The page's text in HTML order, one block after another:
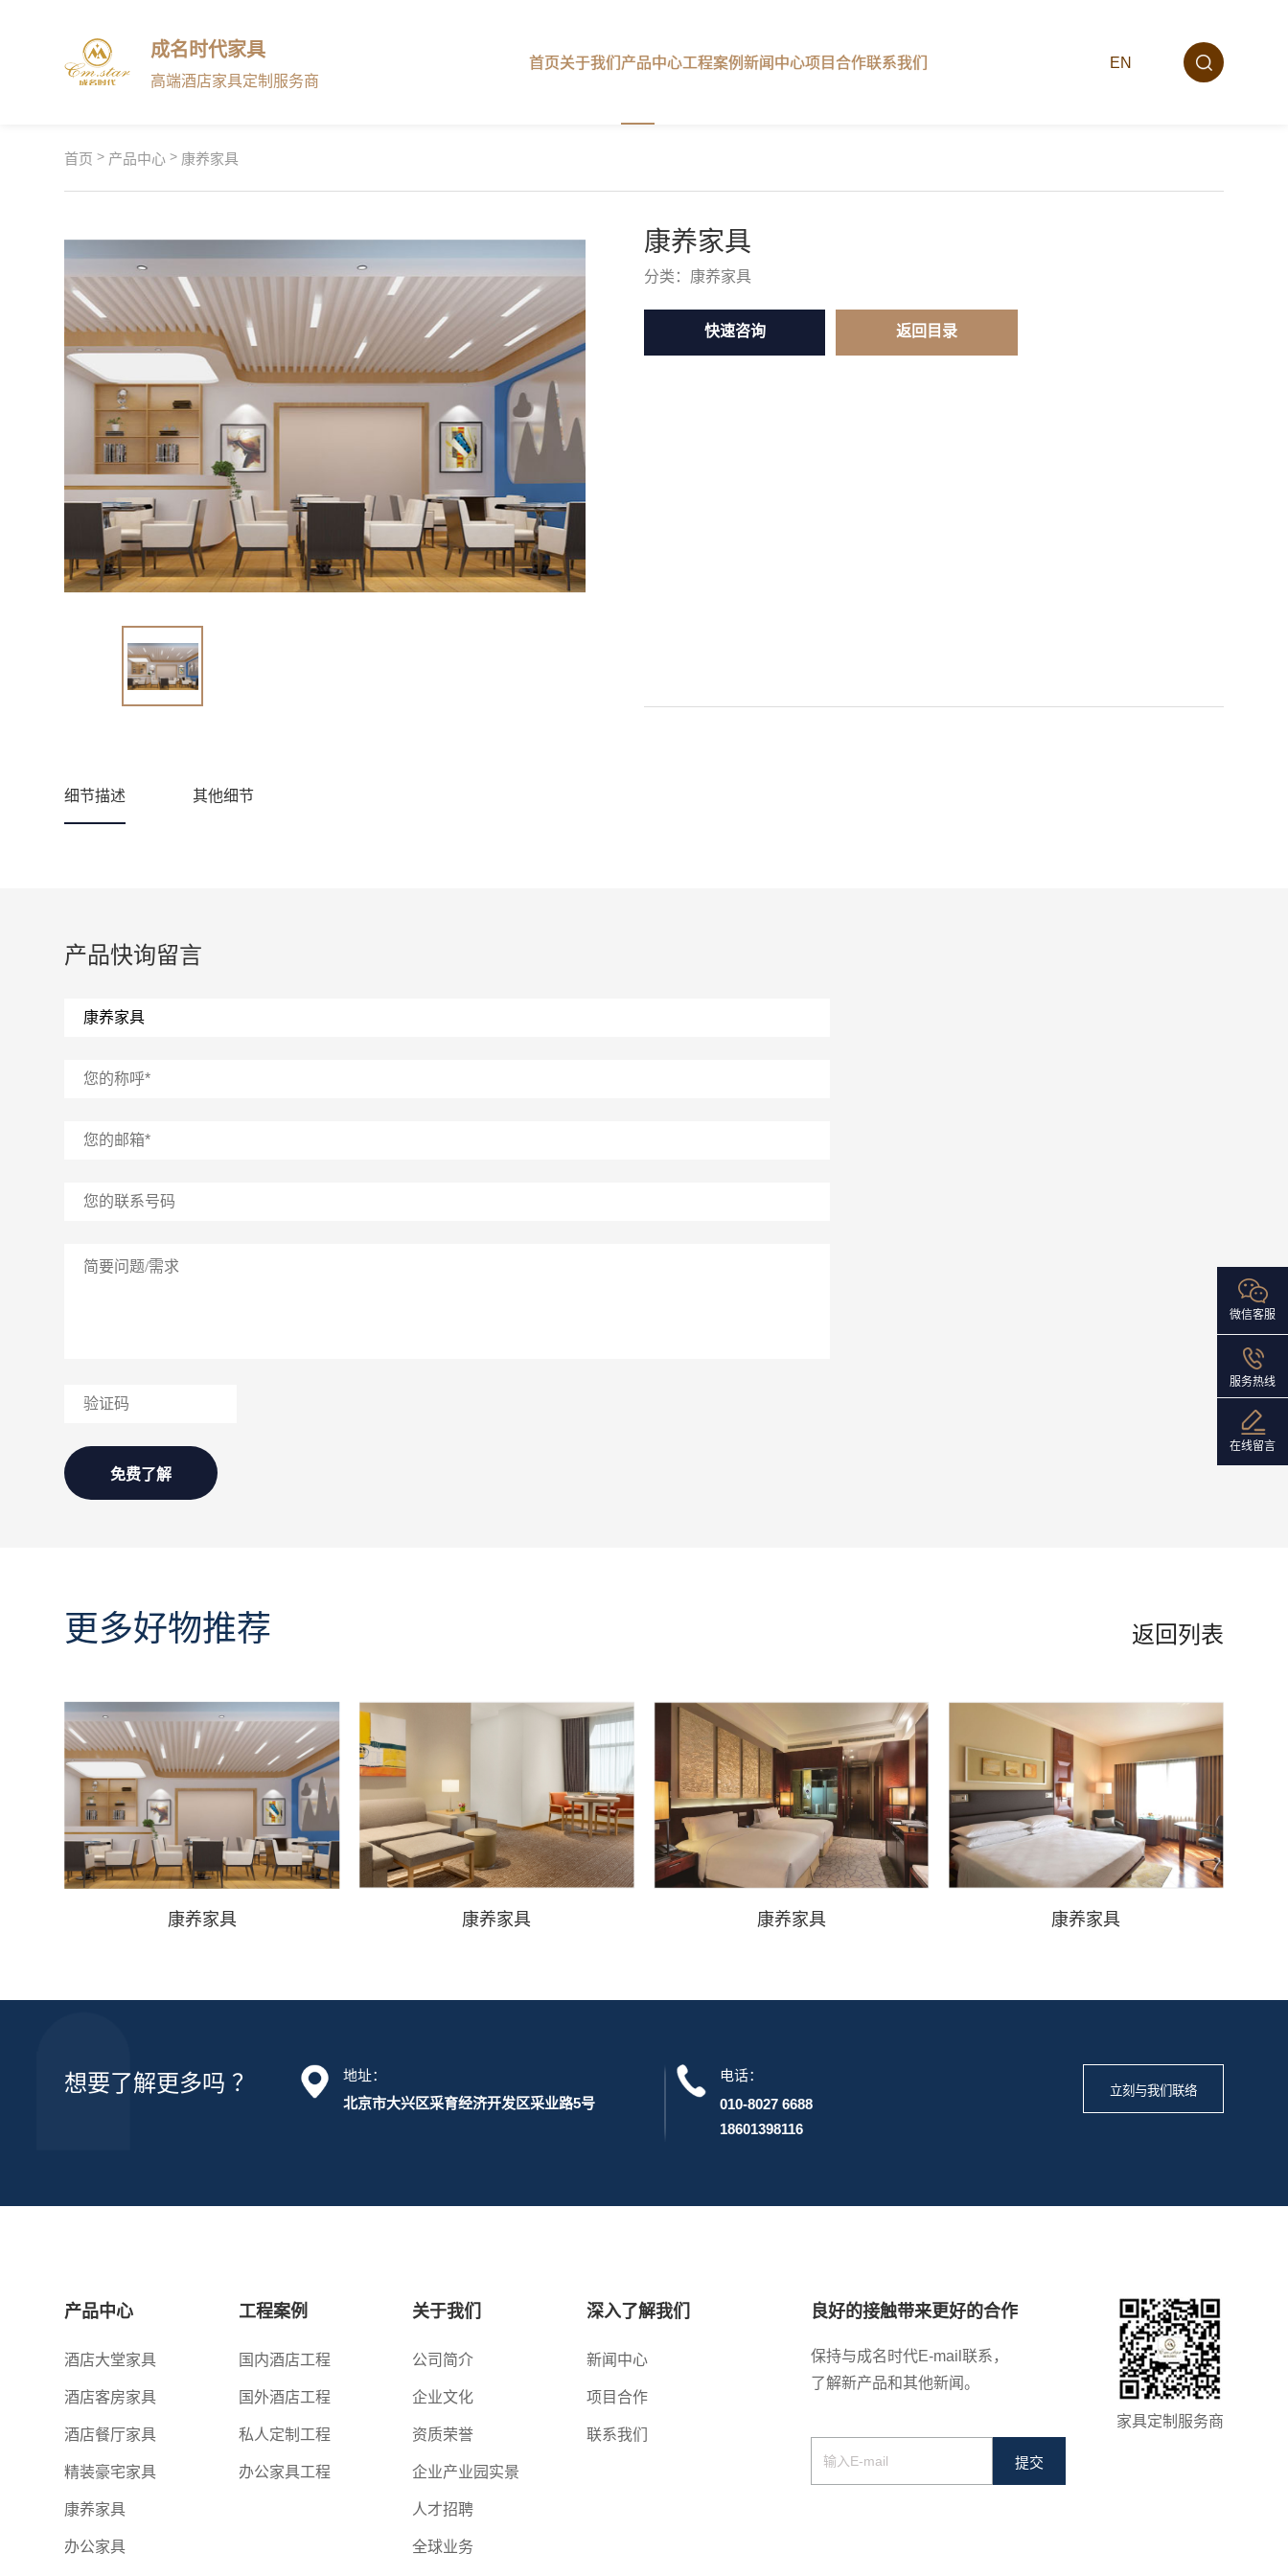
成名时代家具
高端酒店家具定制服务商
首页关于我们 产品中心工程案例新闻中心项目合作联系我们 EN
首页 > 产品中心 > 康养家具
康养家具
分类： 康养家具
快速咨询 返回目录
细节描述 其他细节
产品快询留言
更多好物推荐 返回列表
康养家具 康养家具 康养家具 康养家具
想要了解更多吗 ？
地址：
北京市大兴区采育经济开发区采业路5号
电话：
010-8027 6688
18601398116
立刻与我们联络
产品中心
酒店大堂家具
酒店客房家具
酒店餐厅家具
精装豪宅家具
康养家具
办公家具
工程案例
国内酒店工程
国外酒店工程
私人定制工程
办公家具工程
关于我们
公司简介
企业文化
资质荣誉
企业产业园实景
人才招聘
全球业务
深入了解我们
新闻中心
项目合作
联系我们
良好的接触带来更好的合作
保持与成名时代E-mail联系，
了解新产品和其他新闻。
家具定制服务商
微信客服
服务热线
在线留言